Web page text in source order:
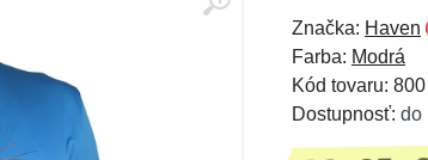
Značka: Haven
Farba: Modrá
Kód tovaru: 800
Dostupnosť: do